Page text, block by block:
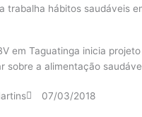
trabalha hábitos saudáveis
em Taguatinga inicia
sobre a alimentação
07/03/2018